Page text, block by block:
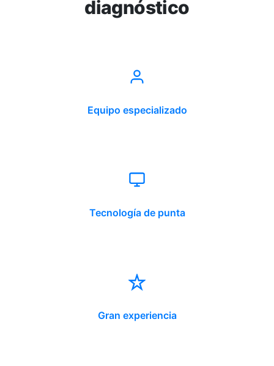
diagnóstico
Equipo especializado
Tecnología de punta
Gran experiencia